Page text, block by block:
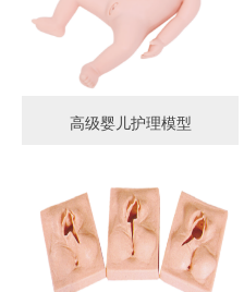
高级婴儿护理模型